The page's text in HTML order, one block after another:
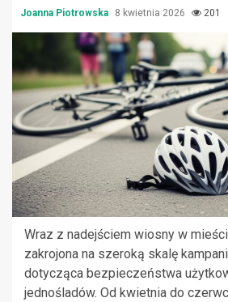
Joanna Piotrowska 8 kwietnia 2026 201
Wraz z nadejściem wiosny w
zakrojona na szeroką skalę
dotycząca bezpieczeństwa
jednośladów. Od kwietnia do